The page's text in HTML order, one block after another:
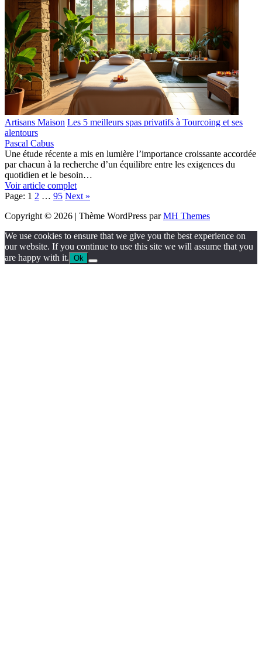
Artisans Maison Les 5 meilleurs spas privatifs à Tourcoing et ses
alentours
Pascal Cabus
Une étude récente a mis en lumière l’importance croissante accordée
par chacun à la recherche d’un équilibre entre les exigences du
quotidien et le besoin…
Voir article complet
Page: 1 2 … 95 Next »
Copyright © 2026 | Thème WordPress parMH Themes
We use cookies to ensure that we give you the best experience on
our website. If you continue to use this site we will assume that you
are happy with it. Ok